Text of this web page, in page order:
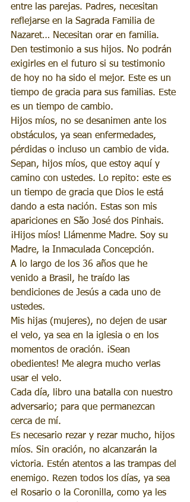
entre las parejas. Padres, necesitan
reflejarse en la Sagrada Familia de
Nazaret… Necesitan orar en familia.
Den testimonio a sus hijos. No podrán
exigirles en el futuro si su testimonio
de hoy no ha sido el mejor. Este es un
tiempo de gracia para sus familias. Este
es un tiempo de cambio.
Hijos míos, no se desanimen ante los
obstáculos, ya sean enfermedades,
pérdidas o incluso un cambio de vida.
Sepan, hijos míos, que estoy aquí y
camino con ustedes. Lo repito: este es
un tiempo de gracia que Dios le está
dando a esta nación. Estas son mis
apariciones en São José dos Pinhais.
¡Hijos míos! Llámenme Madre. Soy su
Madre, la Inmaculada Concepción.
A lo largo de los 36 años que he
venido a Brasil, he traído las
bendiciones de Jesús a cada uno de
ustedes.
Mis hijas (mujeres), no dejen de usar
el velo, ya sea en la iglesia o en los
momentos de oración. ¡Sean
obedientes! Me alegra mucho verlas
usar el velo.
Cada día, libro una batalla con nuestro
adversario; para que permanezcan
cerca de mí.
Es necesario rezar y rezar mucho, hijos
míos. Sin oración, no alcanzarán la
victoria. Estén atentos a las trampas del
enemigo. Rezen todos los días, ya sea
el Rosario o la Coronilla, como ya les